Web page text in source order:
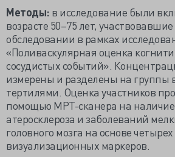
Методы: в исследование были
возрасте 50–75 лет,
обследовании в рамках
«Поливаскулярная оценка
сосудистых событий».
измерены и разделены на группы
тертилями. Оценка участников
помощью МРТ-сканера на наличие
атеросклероза и заболеваний
головного мозга на основе четырех
визуализационных маркеров.